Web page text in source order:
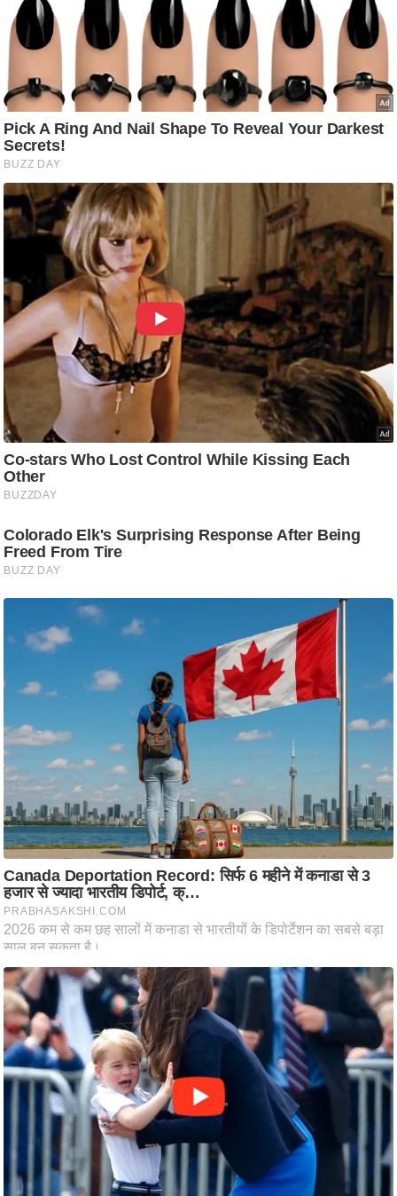
ष
ण
म
सा
म
यि
क
मा
तृ
मि
स्तं
भ
ए
र
.
आ
.
चा
र
मी
ध
ज्यो
ति
ष
प्र
भु
म
हि
मा
/
ध
र्म
स्थ
ल
त
र